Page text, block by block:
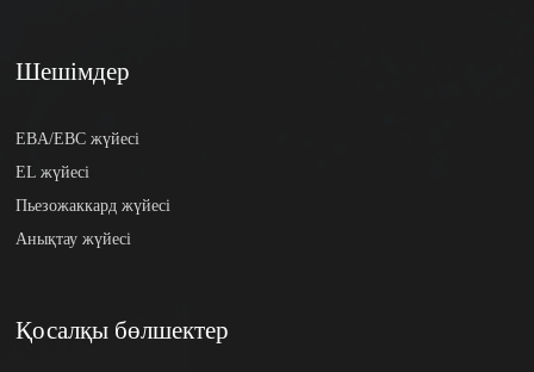
Шешімдер
EBA/EBC жүйесі
EL жүйесі
Пьезожаккард жүйесі
Анықтау жүйесі
Қосалқы бөлшектер